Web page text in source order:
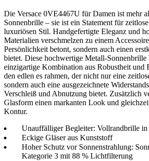
Die Versace 0VE4467U für Damen ist mehr
Sonnenbrille – sie ist ein Statement für
luxuriösen Stil. Handgefertigte Eleganz und
Materialien verschmelzen zu einem
Persönlichkeit betont, sondern auch einen
bietet. Diese hochwertige Metall-Sonnenbrille
einzigartige Kombination aus Robustheit und
den edlen es rahmen, der nicht nur eine
sondern auch eine ausgezeichnete
Verschleiß und Abnutzung bietet. Zusätzlich
Glasform einen markanten Look und
Kontur.
Unauffälliger Begleiter: Vollrandbrille in
Eckige Gläser aus Kunststoff
Hoher Schutz vor Sonnenstrahlung:
Kategorie 3 mit 88 % Lichtfilterung